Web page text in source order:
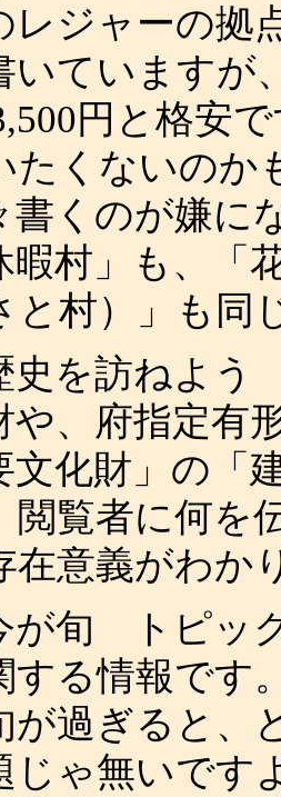
レジャーの拠
いていますが
円と格安
たくないのか
くのが嫌に
暇村」も、「
と村）」も同
を訪ねよう
や、府指定有
文化財」の「
閲覧者に何を
在意義がわか
旬 トピッ
する情報です
が過ぎると、
じゃ無いです